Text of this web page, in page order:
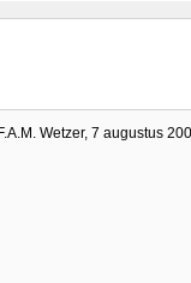
Wetzer, 7 augustus